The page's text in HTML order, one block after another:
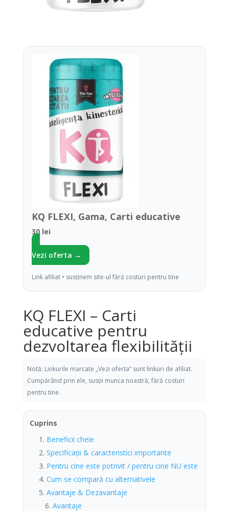
KQ FLEXI, Gama, Carti educative
30 lei
Vezi oferta →
Link afiliat • susținem site-ul fără costuri pentru tine
KQ FLEXI – Carti
educative pentru
dezvoltarea flexibilității
Notă: Linkurile marcate „Vezi oferta” sunt linkuri de afiliat.
Cumpărând prin ele, susții munca noastră, fără costuri
pentru tine.
Cuprins
Beneficii cheie
Specificații & caracteristici importante
Pentru cine este potrivit / pentru cine NU este
Cum se compară cu alternativele
Avantaje & Dezavantaje
Avantaje